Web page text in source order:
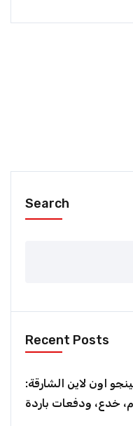
Search
Recent Posts
اون لاين الشارقة:
خدع، ودفعات باردة